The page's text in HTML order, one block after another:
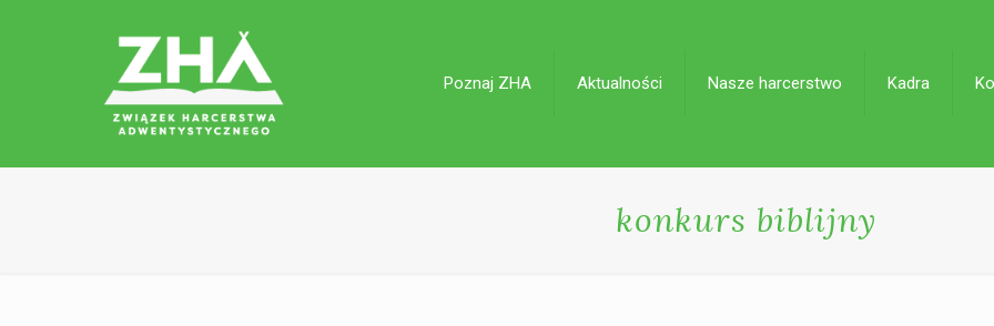
Poznaj ZHA Aktualności Nasze harcerstwo Kadra
konkurs biblijny